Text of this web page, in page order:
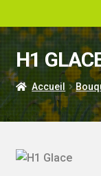
BOUTIQUE
TRUCS &
LIVRAISON
MARIAGE
H1
Accueil